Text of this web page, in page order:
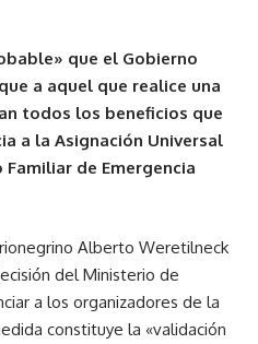
que el Gobierno
a aquel que realice una
todos los beneficios que
a la Asignación Universal
de Emergencia
Alberto Weretilneck
del Ministerio de
a los organizadores de la
constituye la «validación